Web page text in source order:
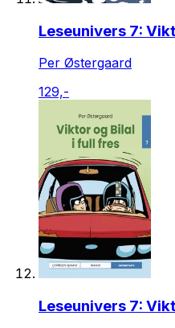
Leseunivers 7:
Per Østergaard
129,-
Leseunivers 7: